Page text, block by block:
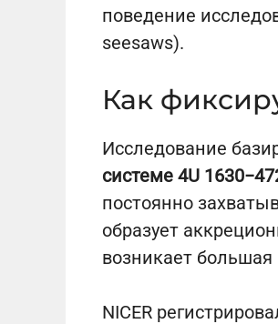
поведение
seesaws).
Как
Исследование
системе 4U
постоянно
образует
возникает большая
NICER